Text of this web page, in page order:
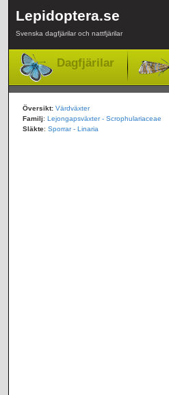
Lepidoptera.se
Svenska dagfjärilar och nattfjärilar
Dagfjärilar
Översikt: Värdväxter
Familj: Lejongapsväxter - Scrophulariaceae
Släkte: Sporrar - Linaria